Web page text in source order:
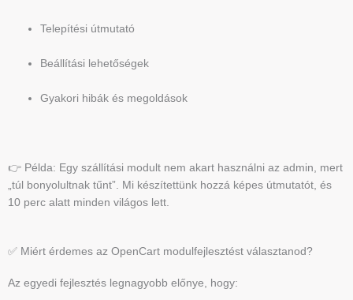
Telepítési útmutató
Beállítási lehetőségek
Gyakori hibák és megoldások
👉 Példa: Egy szállítási modult nem akart használni az admin, mert
„túl bonyolultnak tűnt”. Mi készítettünk hozzá képes útmutatót, és
10 perc alatt minden világos lett.
✅ Miért érdemes az OpenCart modulfejlesztést választanod?
Az egyedi fejlesztés legnagyobb előnye, hogy: